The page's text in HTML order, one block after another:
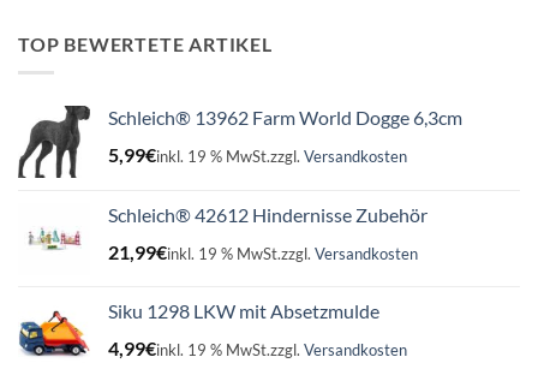
16,99€15,75€.
TOP BEWERTETE ARTIKEL
Schleich® 13962 Farm World Dogge 6,3cm
5,99€inkl. 19 % MwSt.zzgl. Versandkosten
Schleich® 42612 Hindernisse Zubehör
21,99€inkl. 19 % MwSt.zzgl. Versandkosten
Siku 1298 LKW mit Absetzmulde
4,99€inkl. 19 % MwSt.zzgl. Versandkosten